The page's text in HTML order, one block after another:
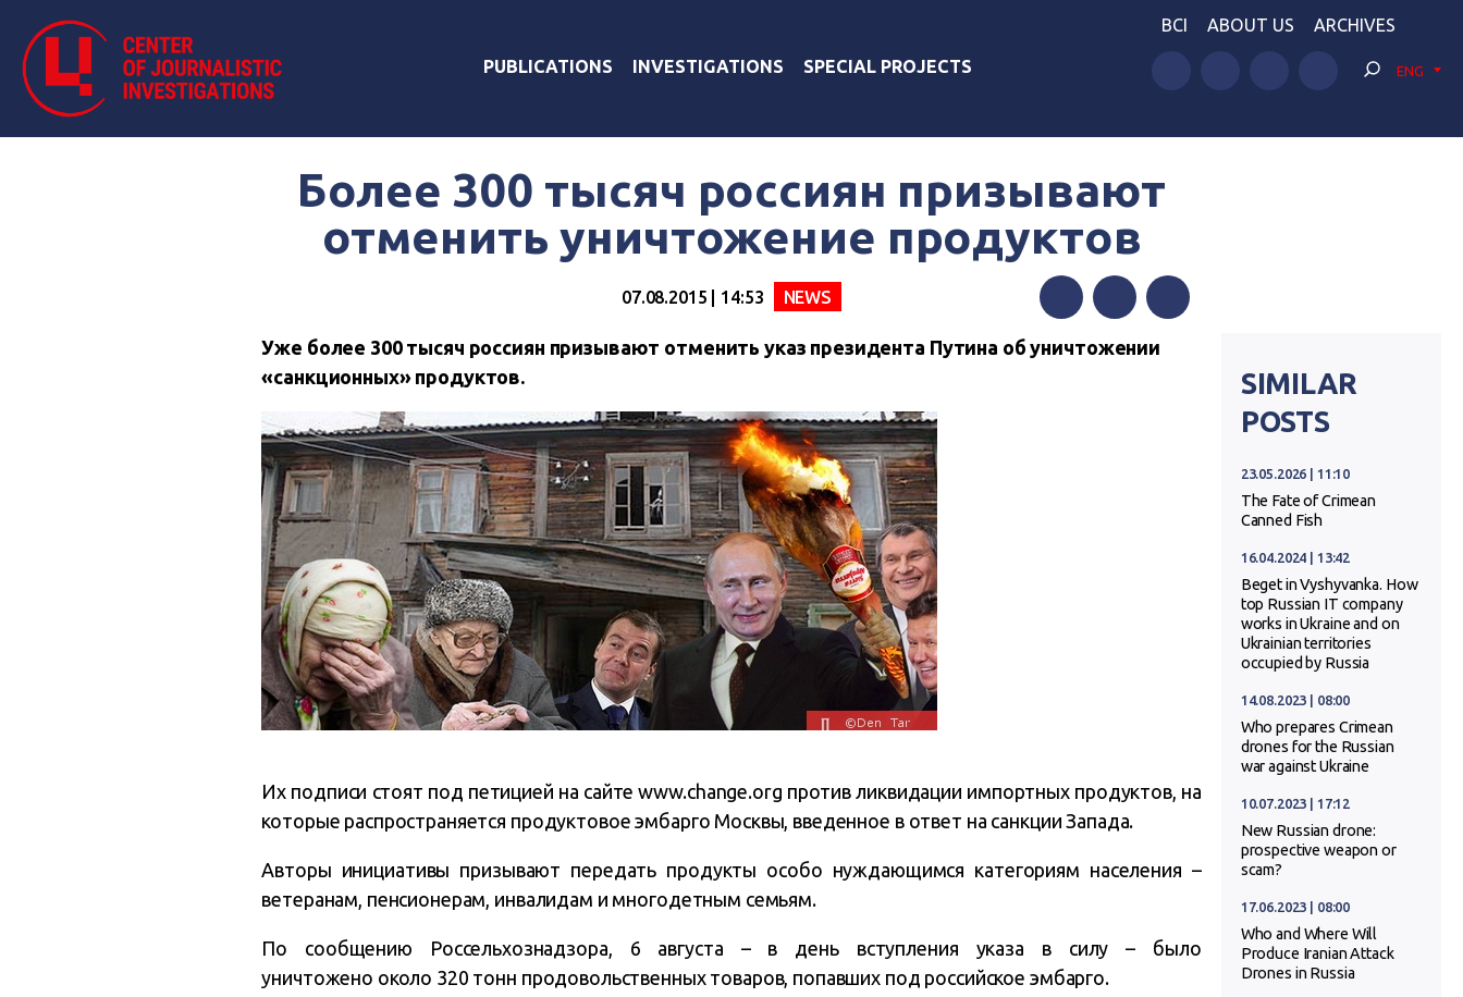
PUBLICATIONS INVESTIGATIONS SPECIAL PROJECTS
BCI ABOUT US ARCHIVES
ENG
Более 300 тысяч россиян призывают
отменить уничтожение продуктов
07.08.2015 | 14:53 NEWS
FacebookTwitterTelegram
Уже более 300 тысяч россиян призывают отменить указ президента Путина об уничтожении
«санкционных» продуктов.
Их подписи стоят под петицией на сайте www.change.org против ликвидации импортных продуктов, на
которые распространяется продуктовое эмбарго Москвы, введенное в ответ на санкции Запада.
Авторы инициативы призывают передать продукты особо нуждающимся категориям населения –
ветеранам, пенсионерам, инвалидам и многодетным семьям.
По сообщению Россельхознадзора, 6 августа – в день вступления указа в силу – было
уничтожено около 320 тонн продовольственных товаров, попавших под российское эмбарго.
SIMILAR
POSTS
23.05.2026 | 11:10
The Fate of Crimean
Canned Fish
16.04.2024 | 13:42
Beget in Vyshyvanka. How
top Russian IT company
works in Ukraine and on
Ukrainian territories
occupied by Russia
14.08.2023 | 08:00
Who prepares Crimean
drones for the Russian
war against Ukraine
10.07.2023 | 17:12
New Russian drone:
prospective weapon or
scam?
17.06.2023 | 08:00
Who and Where Will
Produce Iranian Attack
Drones in Russia